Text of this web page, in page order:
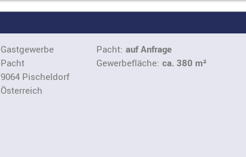
Gastgewerbe
Pacht
9064 Pischeldorf
Österreich
Pacht: auf Anfrage
Gewerbefläche: ca. 380 m²